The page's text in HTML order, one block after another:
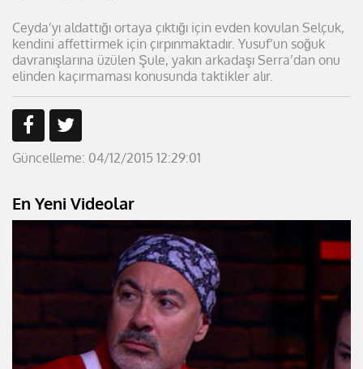
Ceyda’yı aldattığı ortaya çıktığı için evden kovulan Selçuk,
kendini affettirmek için çırpınmaktadır. Yusuf’un soğuk
davranışlarına üzülen Şule, yakın arkadaşı Serra’dan onu
elinden kaçırmaması konusunda taktikler alır.
Güncelleme: 04/12/2015 12:29:01
En Yeni Videolar